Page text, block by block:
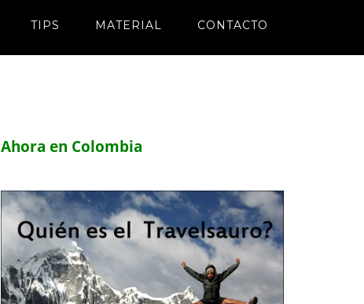
TIPS MATERIAL CONTACTO
Ahora en Colombia